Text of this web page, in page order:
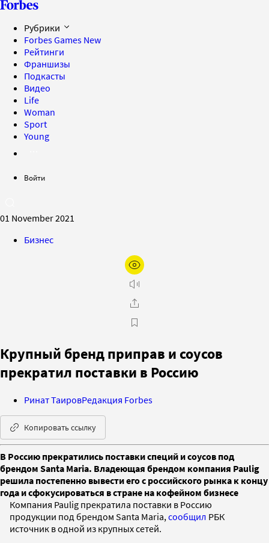
Рубрики
Forbes Games New
Рейтинги
Франшизы
Подкасты
Видео
Life
Woman
Sport
Young
Войти
01 November 2021
Бизнес
Крупный бренд приправ и соусов
прекратил поставки в Россию
Ринат ТаировРедакция Forbes
Копировать ссылку
В Россию прекратились поставки специй и соусов под
брендом Santa Maria. Владеющая брендом компания Paulig
решила постепенно вывести его с российского рынка к концу
года и сфокусироваться в стране на кофейном бизнесе
Компания Paulig прекратила поставки в Россию
продукции под брендом Santa Maria, сообщил РБК
источник в одной из крупных сетей.